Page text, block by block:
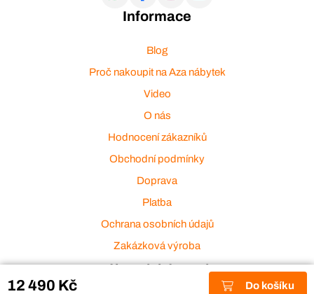
12 490 Kč Do košíku
Informace
Blog
Proč nakoupit na Aza nábytek
Video
O nás
Hodnocení zákazníků
Obchodní podmínky
Doprava
Platba
Ochrana osobních údajů
Zakázková výroba
Zákaznický servis